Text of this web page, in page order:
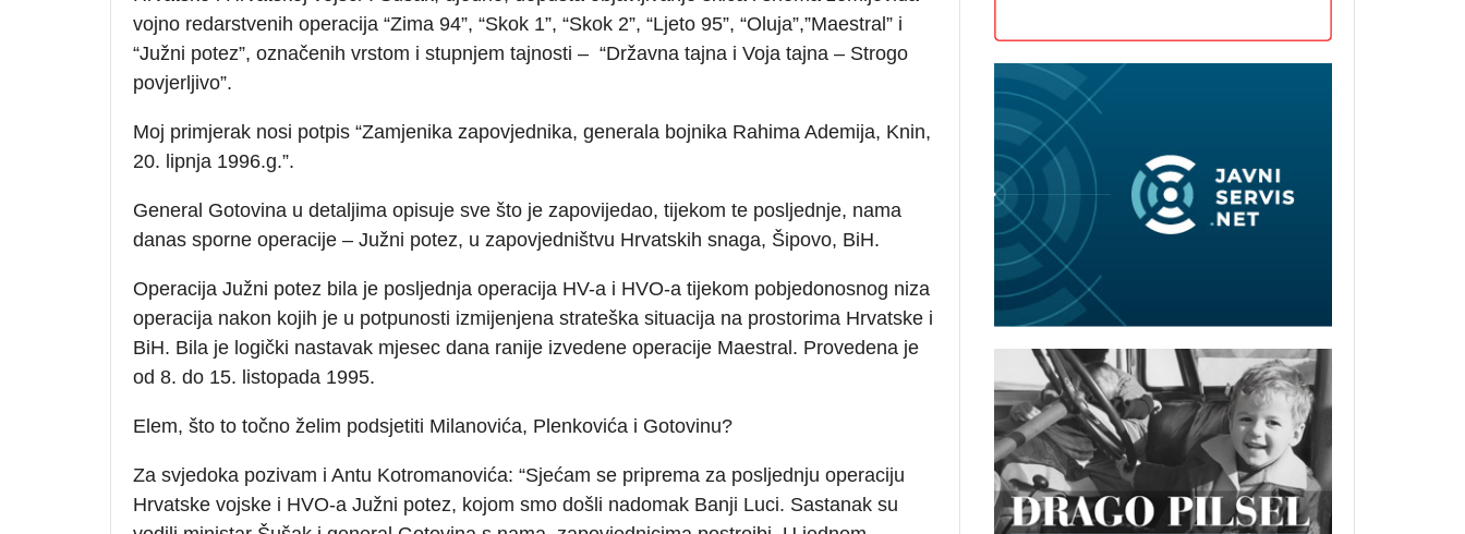
vojno redarstvenih operacija “Zima 94”, “Skok 1”, “Skok 2”, “Ljeto 95”, “Oluja”,”Maestral” i
“Južni potez”, označenih vrstom i stupnjem tajnosti – “Državna tajna i Voja tajna – Strogo
povjerljivo”.
Moj primjerak nosi potpis “Zamjenika zapovjednika, generala bojnika Rahima Ademija, Knin,
20. lipnja 1996.g.”.
General Gotovina u detaljima opisuje sve što je zapovijedao, tijekom te posljednje, nama
danas sporne operacije – Južni potez, u zapovjedništvu Hrvatskih snaga, Šipovo, BiH.
Operacija Južni potez bila je posljednja operacija HV-a i HVO-a tijekom pobjedonosnog niza
operacija nakon kojih je u potpunosti izmijenjena strateška situacija na prostorima Hrvatske i
BiH. Bila je logički nastavak mjesec dana ranije izvedene operacije Maestral. Provedena je
od 8. do 15. listopada 1995.
Elem, što to točno želim podsjetiti Milanovića, Plenkovića i Gotovinu?
Za svjedoka pozivam i Antu Kotromanovića: “Sjećam se priprema za posljednju operaciju
Hrvatske vojske i HVO-a Južni potez, kojom smo došli nadomak Banji Luci. Sastanak su